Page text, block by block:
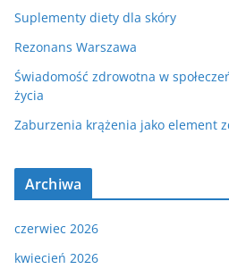
Suplementy diety dla skóry
Rezonans Warszawa
Świadomość zdrowotna w
życia
Zaburzenia krążenia jako element
Archiwa
czerwiec 2026
kwiecień 2026